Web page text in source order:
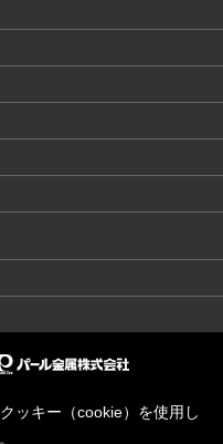
ッキー（cookie）を使用し